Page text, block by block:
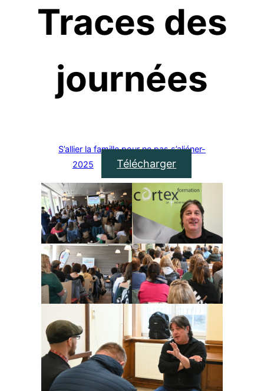
Traces des
journées
S’allier la famille pour ne pas s’aliéner-
2025
Télécharger